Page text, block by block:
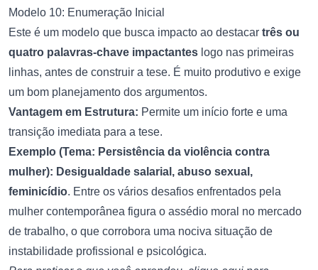
Modelo 10: Enumeração Inicial
Este é um modelo que busca impacto ao destacar três ou
quatro palavras-chave impactantes logo nas primeiras
linhas, antes de construir a tese. É muito produtivo e exige
um bom planejamento dos argumentos.
Vantagem em Estrutura: Permite um início forte e uma
transição imediata para a tese.
Exemplo (Tema: Persistência da violência contra
mulher): Desigualdade salarial, abuso sexual,
feminicídio. Entre os vários desafios enfrentados pela
mulher contemporânea figura o assédio moral no mercado
de trabalho, o que corrobora uma nociva situação de
instabilidade profissional e psicológica.